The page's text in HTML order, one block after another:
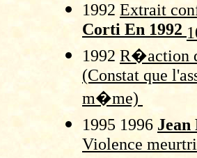
1992 Extrait
Corti En 1992
1992R�action
(Constat que
m�me)
1995 1996
Violence